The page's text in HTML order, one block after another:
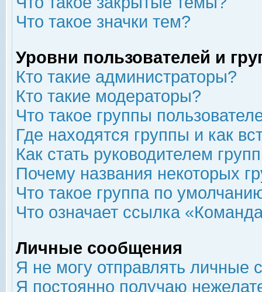
Что такое значки тем?
Уровни пользователей и
Кто такие администраторы?
Кто такие модераторы?
Что такое группы
Где находятся группы и как
Как стать руководителем
Почему названия некоторых
Что такое группа по
Что означает ссылка
Личные сообщения
Я не могу отправлять личные
Я постоянно получаю